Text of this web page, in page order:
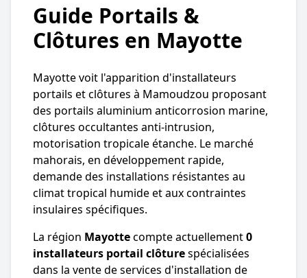
Guide Portails &
Clôtures en Mayotte
Mayotte voit l'apparition d'installateurs
portails et clôtures à Mamoudzou proposant
des portails aluminium anticorrosion marine,
clôtures occultantes anti-intrusion,
motorisation tropicale étanche. Le marché
mahorais, en développement rapide,
demande des installations résistantes au
climat tropical humide et aux contraintes
insulaires spécifiques.
La région Mayottecompte actuellement0
installateurs portail clôturespécialisées
dans la vente de services d'installation de